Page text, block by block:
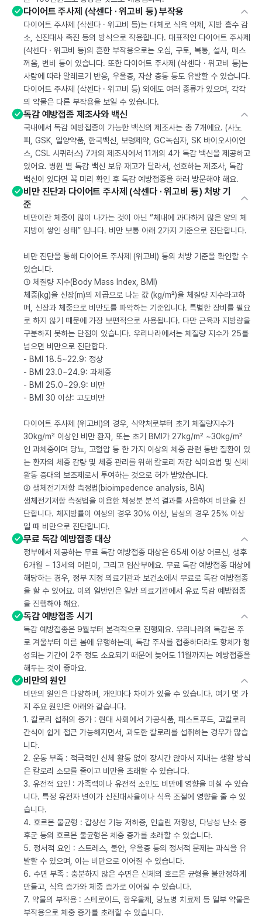
다이어트 주사제 (삭센다 · 위고비 등) 부작용
다이어트 주사제 (삭센다 · 위고비 등)는 대체로 식욕 억제, 지방 흡수 감
소, 신진대사 촉진 등의 방식으로 작용합니다. 대표적인 다이어트 주사제
(삭센다 · 위고비 등)의 흔한 부작용으로는 오심, 구토, 복통, 설사, 메스
꺼움, 변비 등이 있습니다. 또한 다이어트 주사제 (삭센다 · 위고비 등)는
사람에 따라 알레르기 반응, 우울증, 자살 충동 등도 유발할 수 있습니다.
다이어트 주사제 (삭센다 · 위고비 등) 외에도 여러 종류가 있으며, 각각
의 약물은 다른 부작용을 보일 수 있습니다.
독감 예방접종 제조사와 백신
국내에서 독감 예방접종이 가능한 백신의 제조사는 총 7개에요. (사노
피, GSK, 일양약품, 한국백신, 보령제약, GC녹십자, SK 바이오사이언
스, CSL 시퀴러스) 7개의 제조사에서 11개의 4가 독감 백신을 제공하고
있어요. 병원 별 독감 백신 보유 재고가 달라서, 선호하는 제조사, 독감
백신이 있다면 꼭 미리 확인 후 독감 예방접종을 하러 방문해야 해요.
비만 진단과 다이어트 주사제 (삭센다 · 위고비 등) 처방 기
준
비만이란 체중이 많이 나가는 것이 아닌 “체내에 과다하게 많은 양의 체
지방이 쌓인 상태” 입니다. 비만 보통 아래 2가지 기준으로 진단합니다.
비만 진단을 통해 다이어트 주사제 (위고비) 등의 처방 기준을 확인할 수
있습니다.
① 체질량 지수(Body Mass Index, BMI)
체중(kg)을 신장(m)의 제곱으로 나눈 값 (kg/m²)을 체질량 지수라고하
며, 신장과 체중으로 비만도를 파악하는 기준입니다. 특별한 장비를 필요
로 하지 않기 때문에 가장 보편적으로 사용됩니다. 다만 근육과 지방량을
구분하지 못하는 단점이 있습니다. 우리나라에서는 체질량 지수가 25를
넘으면 비만으로 진단합다.
- BMI 18.5~22.9: 정상
- BMI 23.0~24.9: 과체중
- BMI 25.0~29.9: 비만
- BMI 30 이상: 고도비만
다이어트 주사제 (위고비)의 경우, 식약처로부터 초기 체질량지수가
30kg/m² 이상인 비만 환자, 또는 초기 BMI가 27kg/m² ~30kg/m²
인 과체중이며 당뇨, 고혈압 등 한 가지 이상의 체중 관련 동반 질환이 있
는 환자의 체중 감량 및 체중 관리를 위해 칼로리 저감 식이요법 및 신체
활동 증대의 보조제로서 투여하는 것으로 허가 받았습니다.
② 생체전기저항 측정법(bioimpedence analysis, BIA)
생체전기저항 측정법을 이용한 체성분 분석 결과를 사용하여 비만을 진
단합니다. 체지방률이 여성의 경우 30% 이상, 남성의 경우 25% 이상
일 때 비만으로 진단합니다.
무료 독감 예방접종 대상
정부에서 제공하는 무료 독감 예방접종 대상은 65세 이상 어르신, 생후
6개월 ~ 13세의 어린이, 그리고 임산부에요. 무료 독감 예방접종 대상에
해당하는 경우, 정부 지정 의료기관과 보건소에서 무료로 독감 예방접종
을 할 수 있어요. 이외 일반인은 일반 의료기관에서 유료 독감 예방접종
을 진행해야 해요.
독감 예방접종 시기
독감 예방접종은 9월부터 본격적으로 진행돼요. 우리나라의 독감은 주
로 겨울부터 이른 봄에 유행하는데, 독감 주사를 접종하더라도 항체가 형
성되는 기간이 2주 정도 소요되기 때문에 늦어도 11월까지는 예방접종을
해두는 것이 좋아요.
비만의 원인
비만의 원인은 다양하며, 개인마다 차이가 있을 수 있습니다. 여기 몇 가
지 주요 원인은 아래와 같습니다.
1. 칼로리 섭취의 증가 : 현대 사회에서 가공식품, 패스트푸드, 고칼로리
간식이 쉽게 접근 가능해지면서, 과도한 칼로리를 섭취하는 경우가 많습
니다.
2. 운동 부족 : 적극적인 신체 활동 없이 장시간 앉아서 지내는 생활 방식
은 칼로리 소모를 줄이고 비만을 초래할 수 있습니다.
3. 유전적 요인 : 가족력이나 유전적 소인도 비만에 영향을 미칠 수 있습
니다. 특정 유전자 변이가 신진대사율이나 식욕 조절에 영향을 줄 수 있
습니다.
4. 호르몬 불균형 : 갑상선 기능 저하증, 인슐린 저항성, 다낭성 난소 증
후군 등의 호르몬 불균형은 체중 증가를 초래할 수 있습니다.
5. 정서적 요인 : 스트레스, 불안, 우울증 등의 정서적 문제는 과식을 유
발할 수 있으며, 이는 비만으로 이어질 수 있습니다.
6. 수면 부족 : 충분하지 않은 수면은 신체의 호르몬 균형을 불안정하게
만들고, 식욕 증가와 체중 증가로 이어질 수 있습니다.
7. 약물의 부작용 : 스테로이드, 항우울제, 당뇨병 치료제 등 일부 약물은
부작용으로 체중 증가를 초래할 수 있습니다.